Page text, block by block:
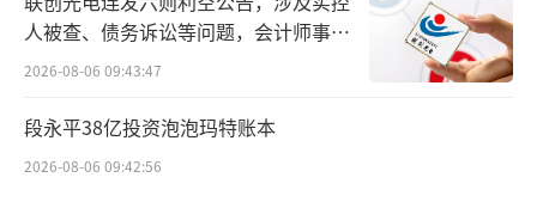
饮”和“熊津决明子饮”，目前已在电商平台
上架，产品规格为500ml/瓶。据统一官方旗舰
饮”属于植物饮料一类，均为韩国原装进
口。“大麦饮”甄选韩国本土大麦，搭配双重
人被查、债务诉讼等问题，会计师事务
所曾出具“保留意见”
2026-08-06 09:43:47
段永平38亿投资泡泡玛特账本
2026-08-06 09:42:56